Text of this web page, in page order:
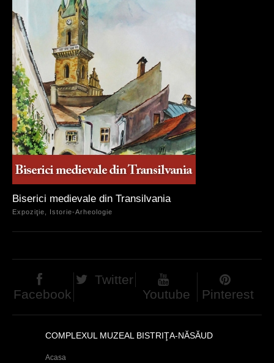
Biserici medievale din Transilvania
Expoziţie, Istorie-Arheologie
Facebook
Twitter
Youtube
Pinterest
COMPLEXUL MUZEAL BISTRIŢA-NĂSĂUD
Acasa